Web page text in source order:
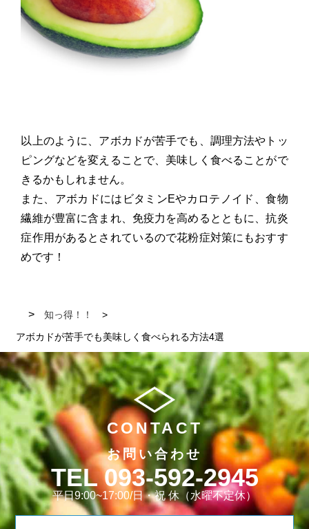
以上のように、アボカドが苦手でも、調理方法やトッ
ピングなどを変えることで、美味しく食べることがで
きるかもしれません。
また、アボカドにはビタミンEやカロテノイド、食物
繊維が豊富に含まれ、免疫力を高めるとともに、抗炎
症作用があるとされているので花粉症対策にもおすす
めです！
知っ得！！
アボカドが苦手でも美味しく食べられる方法4選
CONTACT
お問い合わせ
093-592-2945
平日9:00~17:00/日・祝 休（水曜不定休）